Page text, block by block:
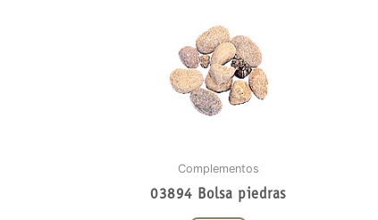
Complementos
03894 Bolsa piedras